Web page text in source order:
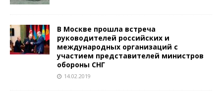
В Москве прошла встреча
руководителей российских и
международных организаций с
участием представителей министров
обороны СНГ
14.02.2019